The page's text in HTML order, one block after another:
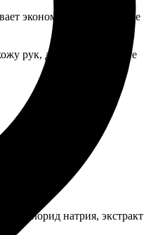
экономичный расход, не
рук, делая ее мягкой, не
хлорид натрия, экстракт